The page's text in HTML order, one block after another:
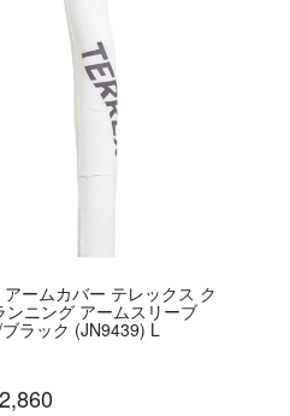
ームカバー テレックス ク
ニング アームスリーブ
ラック (JN9439) L